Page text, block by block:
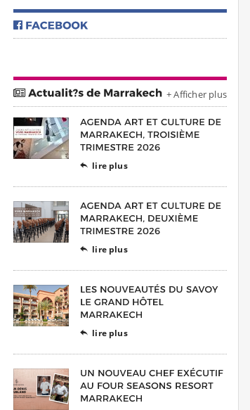
+ Afficher plus
 lire plus
 lire plus
 lire plus